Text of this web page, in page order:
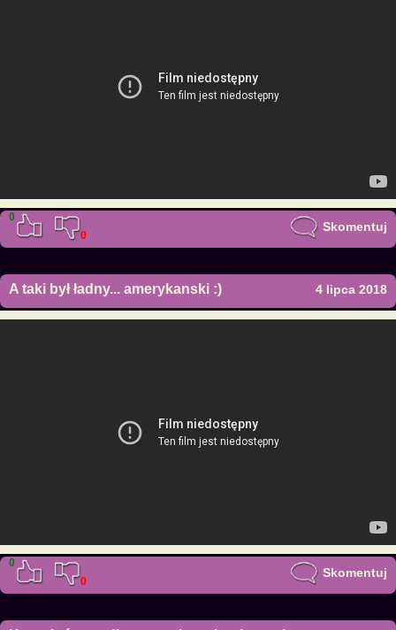
0
0
Skomentuj
A taki był ładny... amerykanski :) 4 lipca 2018
0
0
Skomentuj